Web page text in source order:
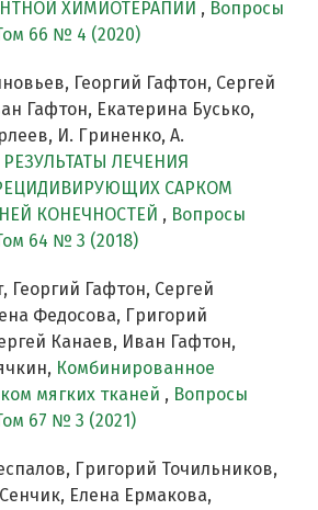
ХИМИОТЕРАПИИ , Вопросы
66 № 4 (2020)
Георгий Гафтон, Сергей
Гафтон, Екатерина Бусько,
И. Гриненко, А.
РЕЗУЛЬТАТЫ ЛЕЧЕНИЯ
САРКОМ
КОНЕЧНОСТЕЙ , Вопросы
64 № 3 (2018)
Георгий Гафтон, Сергей
Федосова, Григорий
Канаев, Иван Гафтон,
Комбинированное
мягких тканей , Вопросы
67 № 3 (2021)
Григорий Точильников,
Елена Ермакова,